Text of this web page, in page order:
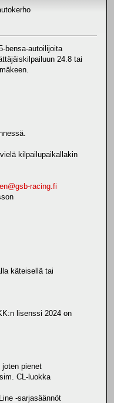
bensa-autoilijoita
24.8 tai
kilpailupaikallakin
racing.fi
käteisellä tai
lisenssi 2024 on
joten pienet
CL-luokka
-sarjasäännöt